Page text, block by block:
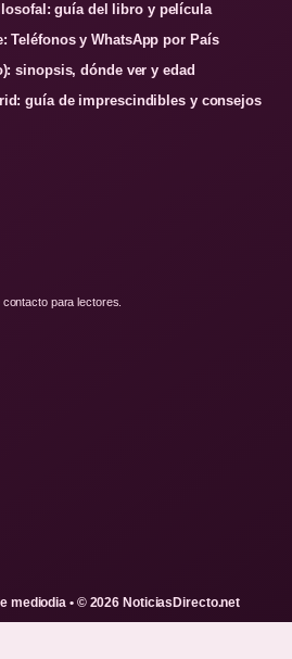
guía del libro y película
Teléfonos y WhatsApp por País
sinopsis, dónde ver y edad
guía de imprescindibles y consejos
para lectores.
mediodia • © 2026 NoticiasDirecto.net